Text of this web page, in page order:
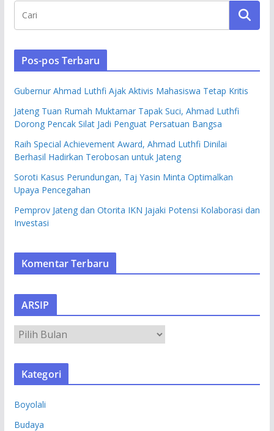
Pos-pos Terbaru
Gubernur Ahmad Luthfi Ajak Aktivis Mahasiswa Tetap Kritis
Jateng Tuan Rumah Muktamar Tapak Suci, Ahmad Luthfi
Dorong Pencak Silat Jadi Penguat Persatuan Bangsa
Raih Special Achievement Award, Ahmad Luthfi Dinilai
Berhasil Hadirkan Terobosan untuk Jateng
Soroti Kasus Perundungan, Taj Yasin Minta Optimalkan
Upaya Pencegahan
Pemprov Jateng dan Otorita IKN Jajaki Potensi Kolaborasi dan
Investasi
Komentar Terbaru
ARSIP
R
S
Kategori
Boyolali
Budaya